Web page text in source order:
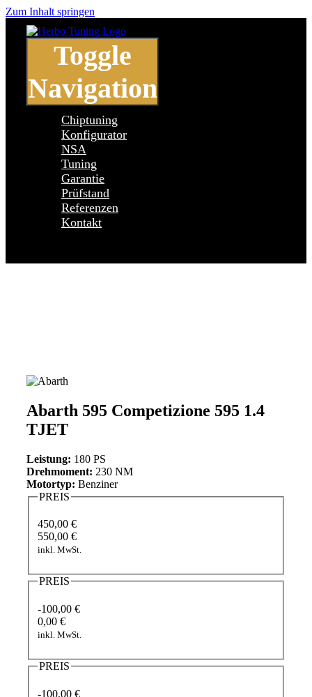
Zum Inhalt springen
Toggle
Navigation
Chiptuning
Konfigurator
NSA
Tuning
Garantie
Prüfstand
Referenzen
Kontakt
Abarth 595 Competizione 595 1.4
TJET
Leistung: 180 PS
Drehmoment: 230 NM
Motortyp: Benziner
PREIS
450,00 €
550,00 €
inkl. MwSt.
PREIS
-100,00 €
0,00 €
inkl. MwSt.
PREIS
-100,00 €